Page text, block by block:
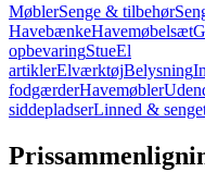
MøblerSenge & tilbehør
HavebænkeHavemøbelsæt
opbevaringStueEl
artiklerElværktøjBelysning
fodgærderHavemøbler
siddepladserLinned &